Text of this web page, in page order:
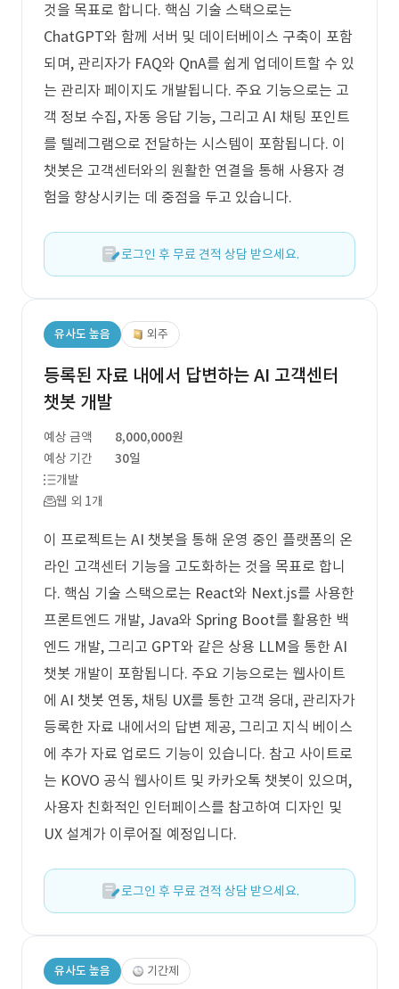
것을 목표로 합니다. 핵심 기술 스택으로는
ChatGPT와 함께 서버 및 데이터베이스 구축이 포함
되며, 관리자가 FAQ와 QnA를 쉽게 업데이트할 수 있
는 관리자 페이지도 개발됩니다. 주요 기능으로는 고
객 정보 수집, 자동 응답 기능, 그리고 AI 채팅 포인트
를 텔레그램으로 전달하는 시스템이 포함됩니다. 이
챗봇은 고객센터와의 원활한 연결을 통해 사용자 경
험을 향상시키는 데 중점을 두고 있습니다.
로그인 후 무료 견적 상담 받으세요.
유사도 높음 외주
등록된 자료 내에서 답변하는 AI 고객센터
챗봇 개발
예상 금액
8,000,000원
예상 기간
30일
개발
웹 외 1개
이 프로젝트는 AI 챗봇을 통해 운영 중인 플랫폼의 온
라인 고객센터 기능을 고도화하는 것을 목표로 합니
다. 핵심 기술 스택으로는 React와 Next.js를 사용한
프론트엔드 개발, Java와 Spring Boot를 활용한 백
엔드 개발, 그리고 GPT와 같은 상용 LLM을 통한 AI
챗봇 개발이 포함됩니다. 주요 기능으로는 웹사이트
에 AI 챗봇 연동, 채팅 UX를 통한 고객 응대, 관리자가
등록한 자료 내에서의 답변 제공, 그리고 지식 베이스
에 추가 자료 업로드 기능이 있습니다. 참고 사이트로
는 KOVO 공식 웹사이트 및 카카오톡 챗봇이 있으며,
사용자 친화적인 인터페이스를 참고하여 디자인 및
UX 설계가 이루어질 예정입니다.
로그인 후 무료 견적 상담 받으세요.
유사도 높음 기간제